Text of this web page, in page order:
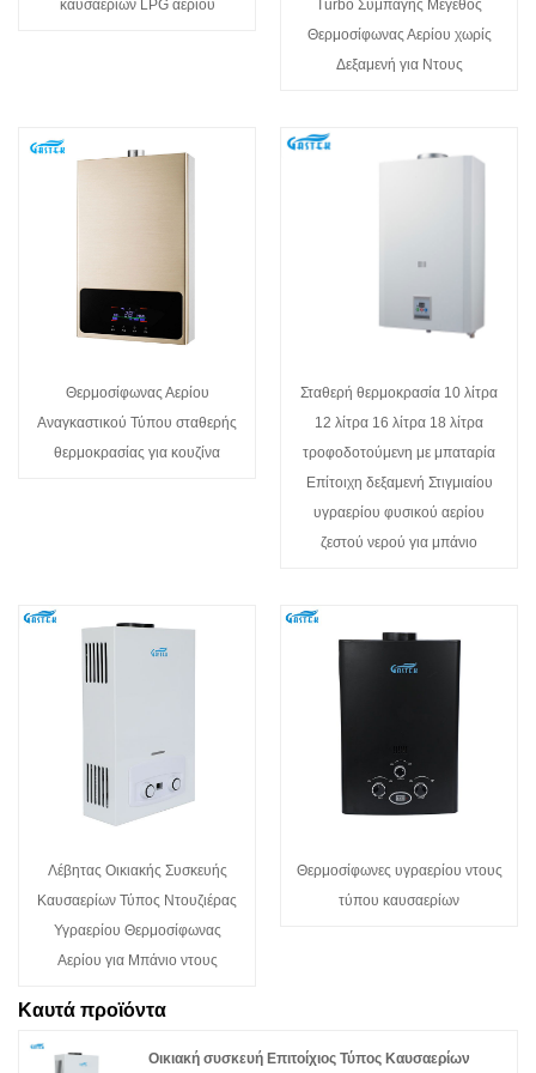
καυσαερίων LPG αερίου
Turbo Συμπαγής Μέγεθος
Θερμοσίφωνας Αερίου χωρίς
Δεξαμενή για Ντους
Θερμοσίφωνας Αερίου
Αναγκαστικού Τύπου σταθερής
θερμοκρασίας για κουζίνα
Σταθερή θερμοκρασία 10 λίτρα
12 λίτρα 16 λίτρα 18 λίτρα
τροφοδοτούμενη με μπαταρία
Επίτοιχη δεξαμενή Στιγμιαίου
υγραερίου φυσικού αερίου
ζεστού νερού για μπάνιο
Λέβητας Οικιακής Συσκευής
Καυσαερίων Τύπος Ντουζιέρας
Υγραερίου Θερμοσίφωνας
Αερίου για Μπάνιο ντους
Θερμοσίφωνες υγραερίου ντους
τύπου καυσαερίων
Καυτά προϊόντα
Οικιακή συσκευή Επιτοίχιος Τύπος Καυσαερίων